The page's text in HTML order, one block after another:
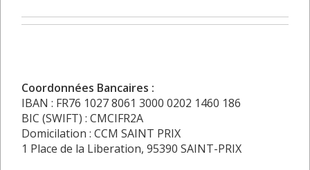
Coordonnées Bancaires :
IBAN : FR76 1027 8061 3000 0202 1460 186
BIC (SWIFT) : CMCIFR2A
Domicilation : CCM SAINT PRIX
1 Place de la Liberation, 95390 SAINT-PRIX